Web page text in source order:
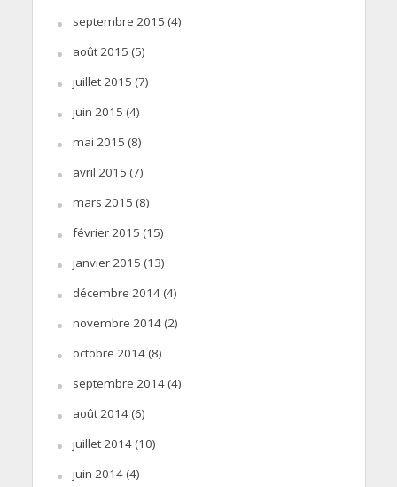
septembre 2015 (4)
août 2015 (5)
juillet 2015 (7)
juin 2015 (4)
mai 2015 (8)
avril 2015 (7)
mars 2015 (8)
février 2015 (15)
janvier 2015 (13)
décembre 2014(4)
novembre 2014(2)
octobre 2014(8)
septembre 2014(4)
août 2014(6)
juillet 2014(10)
juin 2014(4)